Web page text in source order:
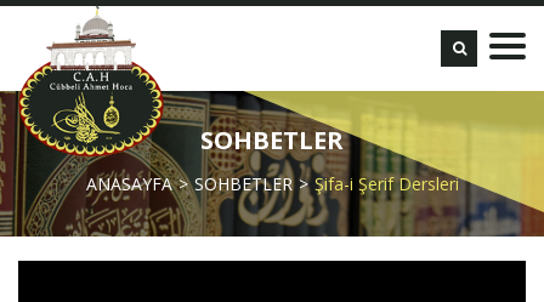
SOHBETLER
ANASAYFA SOHBETLER Şifa-i Şerif Dersleri